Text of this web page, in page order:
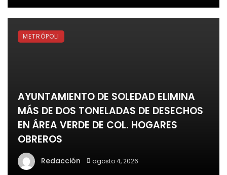
AYUNTAMIENTO DE SOLEDAD ELIMINA
MÁS DE DOS TONELADAS DE DESECHOS
EN ÁREA VERDE DE COL. HOGARES
OBREROS
Redacción agosto 4, 2026
METRÓPOLI